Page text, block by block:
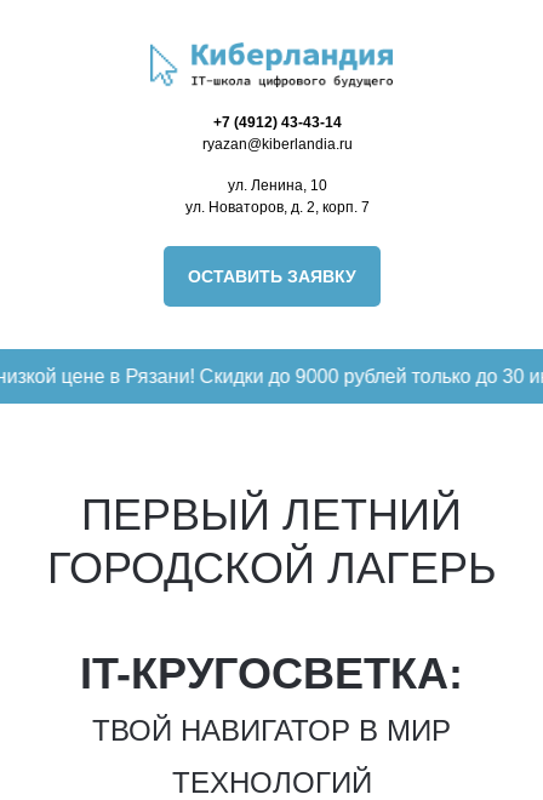
+7 (4912) 43-43-14
ryazan@kiberlandia.ru
ул. Ленина, 10
ул. Новаторов, д. 2, корп. 7
ОСТАВИТЬ ЗАЯВКУ
в Рязани! Скидки до 9000 рублей только до 30 июня!
ПЕРВЫЙ ЛЕТНИЙ
ГОРОДСКОЙ ЛАГЕРЬ
IT-КРУГОСВЕТКА:
ТВОЙ НАВИГАТОР В МИР
ТЕХНОЛОГИЙ